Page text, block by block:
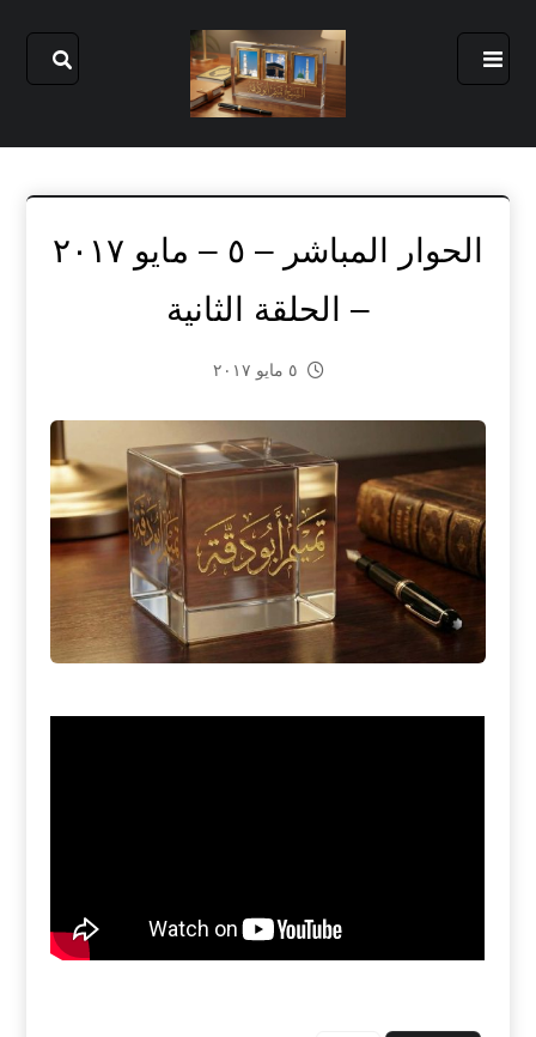
الحوار المباشر – ٥ – مايو ٢٠١٧
– الحلقة الثانية
٥ مايو ٢٠١٧